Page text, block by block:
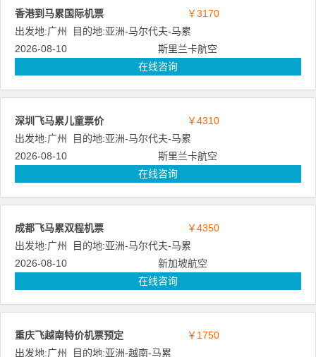
香港到马累国际机票
￥3170
出发地:广州 目的地:亚洲-马尔代夫-马累
2026-08-10
斯里兰卡航空
在线咨询
深圳飞马累儿童票价
￥4310
出发地:广州 目的地:亚洲-马尔代夫-马累
2026-08-10
斯里兰卡航空
在线咨询
成都飞马累双程机票
￥4350
出发地:广州 目的地:亚洲-马尔代夫-马累
2026-08-10
新加坡航空
在线咨询
重庆飞越南特价机票预定
￥1750
出发地:广州 目的地:亚洲-越南-马累